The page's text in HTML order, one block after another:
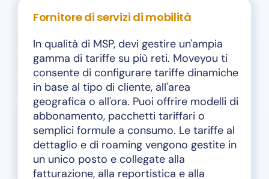
Fornitore di servizi di mobilità
In qualità di MSP, devi gestire un'ampia
gamma di tariffe su più reti. Moveyou ti
consente di configurare tariffe dinamiche
in base al tipo di cliente, all'area
geografica o all'ora. Puoi offrire modelli di
abbonamento, pacchetti tariffari o
semplici formule a consumo. Le tariffe al
dettaglio e di roaming vengono gestite in
un unico posto e collegate alla
fatturazione, alla reportistica e alla